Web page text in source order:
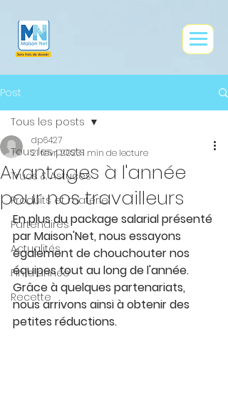
Post
Tous les posts
Trucs & Astuces
Produits et matériel
Partenaires
Actualités
Fin d'année
Recette
Tous les posts
Avantages à l'année
pour nos travailleurs
dp6427
21 févr. 20231 min de lecture
En plus du package salarial présenté
par Maison'Net, nous essayons
également de chouchouter nos
équipes tout au long de l'année.
Grâce à quelques partenariats,
nous arrivons ainsi à obtenir des
petites réductions.